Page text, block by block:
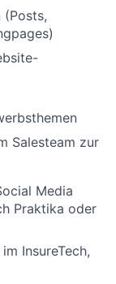
(Posts,
Salesteam zur
Media
Praktika oder
InsureTech,